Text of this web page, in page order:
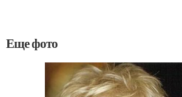
Еще фото